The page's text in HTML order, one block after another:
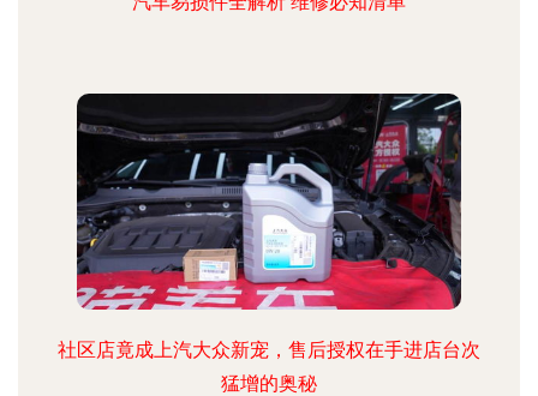
社区店竟成上汽大众新宠，售后授权在手进店台次
猛增的奥秘